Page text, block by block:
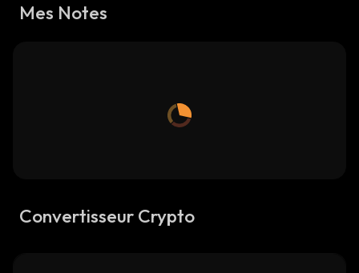
Mes Notes
Convertisseur Crypto